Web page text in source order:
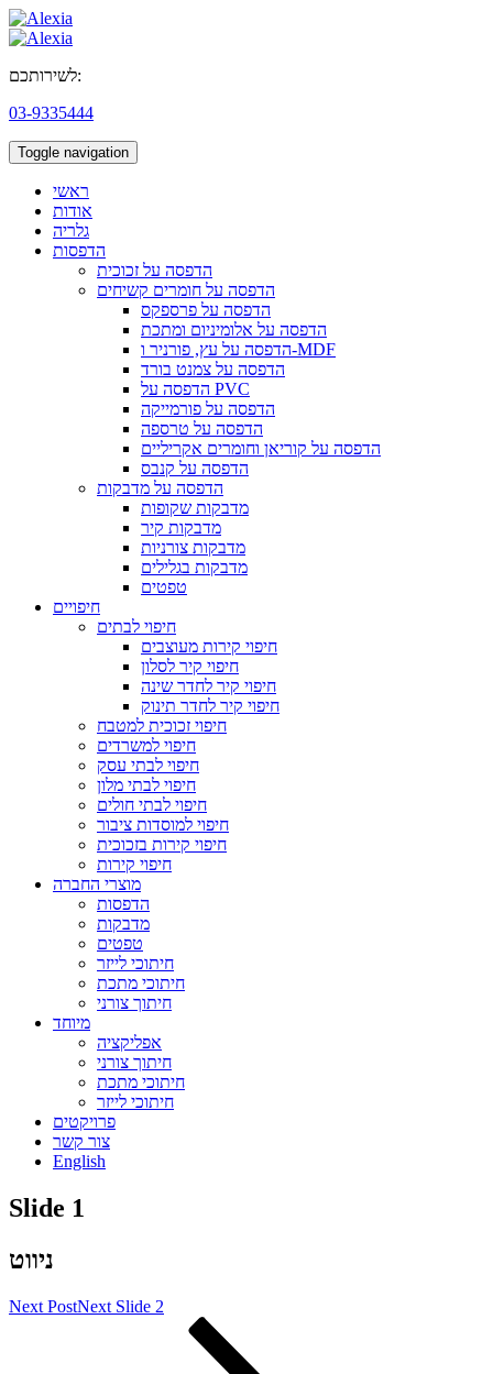
לשירותכם:
03-9335444
Toggle navigation
ראשי
אודות
גלריה
הדפסות
הדפסה על זכוכית
הדפסה על חומרים קשיחים
הדפסה על פרספקס
הדפסה על אלומיניום ומתכת
הדפסה על עץ, פורניר ו-MDF
הדפסה על צמנט בורד
הדפסה על PVC
הדפסה על פורמייקה
הדפסה על טרספה
הדפסה על קוריאן וחומרים אקריליים
הדפסה על קנבס
הדפסה על מדבקות
מדבקות שקופות
מדבקות קיר
מדבקות צורניות
מדבקות בגלילים
טפטים
חיפויים
חיפוי לבתים
חיפוי קירות מעוצבים
חיפוי קיר לסלון
חיפוי קיר לחדר שינה
חיפוי קיר לחדר תינוק
חיפוי זכוכית למטבח
חיפוי למשרדים
חיפוי לבתי עסק
חיפוי לבתי מלון
חיפוי לבתי חולים
חיפוי למוסדות ציבור
חיפוי קירות בזכוכית
חיפוי קירות
מוצרי החברה
הדפסות
מדבקות
טפטים
חיתוכי לייזר
חיתוכי מתכת
חיתוך צורני
מיוחד
אפליקציה
חיתוך צורני
חיתוכי מתכת
חיתוכי לייזר
פרויקטים
צור קשר
English
Slide 1
ניווט
Next PostNext Slide 2